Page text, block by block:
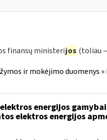
finansų ministerijos (toliau
ir mokėjimo duomenys
energijos
elektros energijos